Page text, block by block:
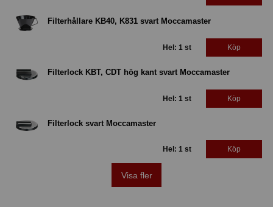
Filterhållare KB40, K831 svart Moccamaster
Hel: 1 st Köp
Filterlock KBT, CDT hög kant svart Moccamaster
Hel: 1 st Köp
Filterlock svart Moccamaster
Hel: 1 st Köp
Visa fler